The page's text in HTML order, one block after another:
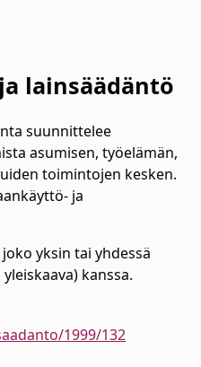
lainsäädäntö
suunnittelee
asumisen, työelämän,
toimintojen kesken.
ja
yksin tai yhdessä
kanssa.
1999/132